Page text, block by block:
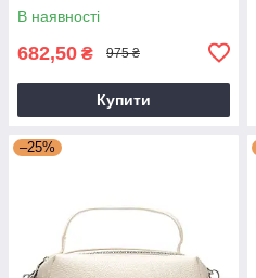
В наявності
682,50 ₴ 975 ₴
Купити
–25%